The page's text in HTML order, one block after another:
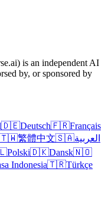
is an independent AI
by, or sponsored by
🇩🇪Deutsch🇫🇷Français
繁體中文🇸🇦العربية
Polski🇩🇰Dansk🇳🇴
Indonesia🇹🇷Türkçe